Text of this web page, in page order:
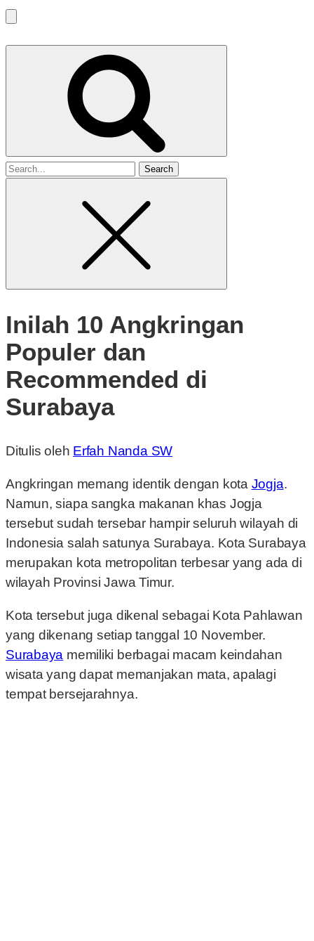
Search
Inilah 10 Angkringan
Populer dan
Recommended di
Surabaya
Ditulis oleh Erfah Nanda SW
Angkringan memang identik dengan kota Jogja.
Namun, siapa sangka makanan khas Jogja
tersebut sudah tersebar hampir seluruh wilayah di
Indonesia salah satunya Surabaya. Kota Surabaya
merupakan kota metropolitan terbesar yang ada di
wilayah Provinsi Jawa Timur.
Kota tersebut juga dikenal sebagai Kota Pahlawan
yang dikenang setiap tanggal 10 November.
Surabaya memiliki berbagai macam keindahan
wisata yang dapat memanjakan mata, apalagi
tempat bersejarahnya.